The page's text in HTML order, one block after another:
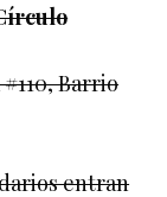
Barrio
entran